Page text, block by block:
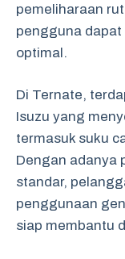
pemeliharaan
pengguna
optimal.
Di Ternate,
Isuzu yang
termasuk suku
Dengan adanya
standar,
penggunaan
siap membantu